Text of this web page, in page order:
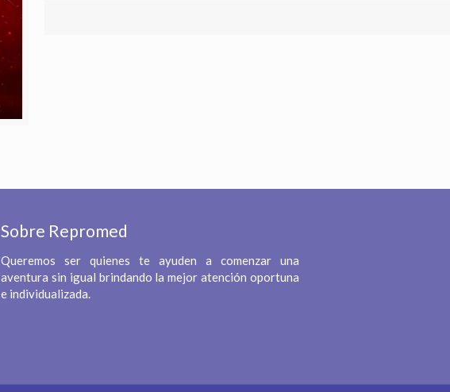
Sobre Repromed
Queremos ser quienes te ayuden a comenzar una
aventura sin igual brindando la mejor atención oportuna
e individualizada.